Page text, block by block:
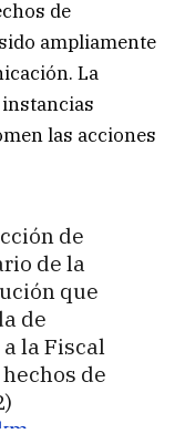
de
ampliamente
La
las acciones
de
de la
que
de
la Fiscal
de